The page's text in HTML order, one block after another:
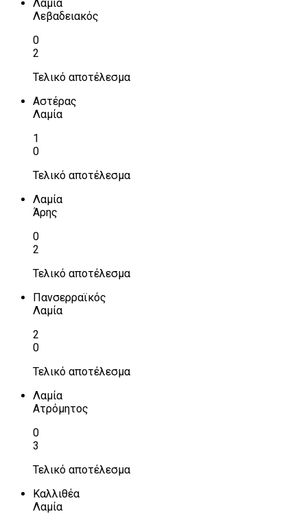
Λαμία
Λεβαδειακός
0
2
Τελικό αποτέλεσμα
Αστέρας
Λαμία
1
0
Τελικό αποτέλεσμα
Λαμία
Άρης
0
2
Τελικό αποτέλεσμα
Πανσερραϊκός
Λαμία
2
0
Τελικό αποτέλεσμα
Λαμία
Ατρόμητος
0
3
Τελικό αποτέλεσμα
Καλλιθέα
Λαμία